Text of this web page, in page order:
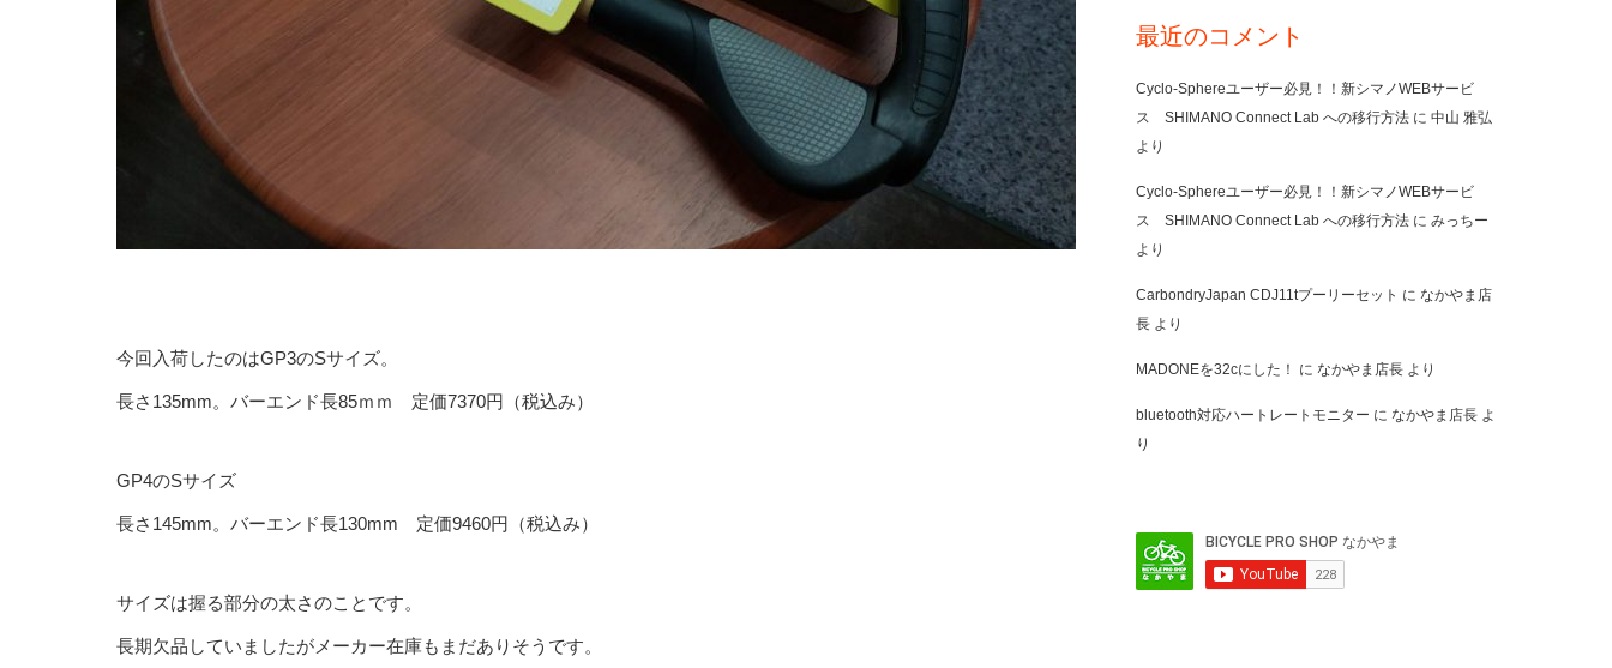
今回入荷したのはGP3のSサイズ。
長さ135mm。バーエンド長85ｍｍ 定価7370円（税込み）
GP4のSサイズ
長さ145mm。バーエンド長130mm 定価9460円（税込み）
サイズは握る部分の太さのことです。
長期欠品していましたがメーカー在庫もまだありそうです。
最近のコメント
Cyclo-Sphereユーザー必見！！新シマノWEBサービ
ス SHIMANO Connect Lab への移行方法 に 中山 雅弘
より
Cyclo-Sphereユーザー必見！！新シマノWEBサービ
ス SHIMANO Connect Lab への移行方法 に みっちー
より
CarbondryJapan CDJ11tプーリーセット に なかやま店
長 より
MADONEを32cにした！ に なかやま店長 より
bluetooth対応ハートレートモニター に なかやま店長 よ
り